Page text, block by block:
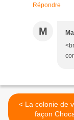
Répondre
M
< La colonie de vacances
façon